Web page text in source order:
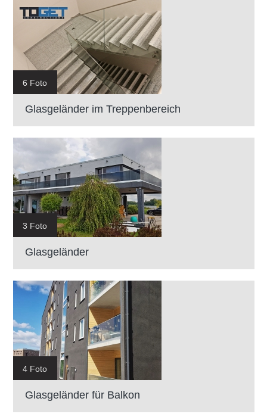
6 Foto
Glasgeländer im Treppenbereich
3 Foto
Glasgeländer
4 Foto
Glasgeländer für Balkon